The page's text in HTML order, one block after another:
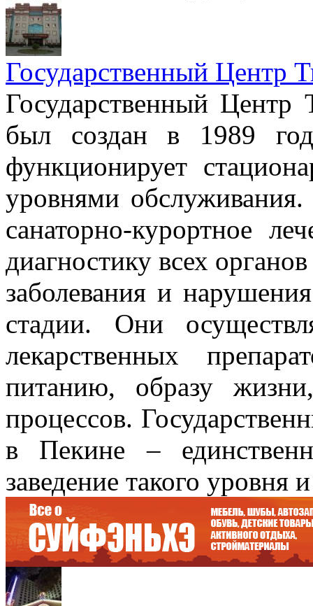
Государственный Центр
Государственный
был создан в 1989
функционирует
уровнями
санаторно-курортное
диагностику всех
заболевания и
стадии. Они
лекарственных
питанию, образу
процессов.
в Пекине –
заведение такого